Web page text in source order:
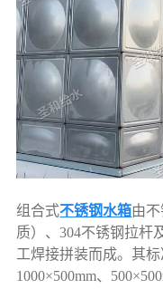
组合式不锈钢水箱由
质）、304不锈钢拉杆
工焊接拼装而成。其标
1000×500mm、